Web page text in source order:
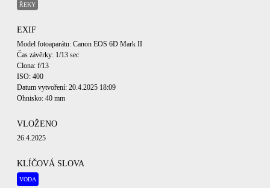
ŘEKY
EXIF
Model fotoaparátu: Canon EOS 6D Mark II
Čas závěrky: 1/13 sec
Clona: f/13
ISO: 400
Datum vytvoření: 20.4.2025 18:09
Ohnisko: 40 mm
VLOŽENO
26.4.2025
KLÍČOVÁ SLOVA
VODA